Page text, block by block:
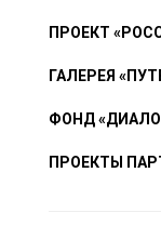
ПРОЕКТ
ГАЛЕРЕЯ
ФОНД
ПРОЕКТЫ